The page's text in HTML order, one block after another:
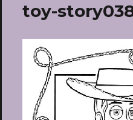
toy-